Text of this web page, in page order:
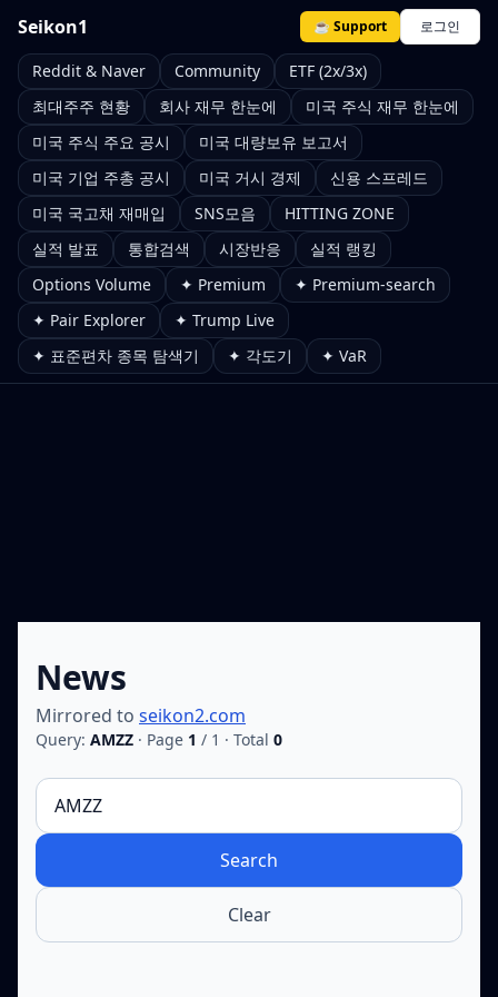
Seikon1 ☕ Support 로그인
Reddit & Naver Community
ETF (2x/3x)
최대주주 현황
회사 재무 한눈에
미국 주식 재무 한눈에
미국 주식 주요 공시
미국 대량보유 보고서
미국 기업 주총 공시
미국 거시 경제
신용 스프레드
미국 국고채 재매입
SNS모음
HITTING ZONE
실적 발표
통합검색 시장반응
실적 랭킹
Options Volume
✦ Premium
✦ Premium-search
✦ Pair Explorer
✦ Trump Live
✦ 표준편차 종목 탐색기
✦ 각도기 ✦ VaR
News
Mirrored to seikon2.com
Query: AMZZ · Page 1 / 1 · Total 0
Search
Clear